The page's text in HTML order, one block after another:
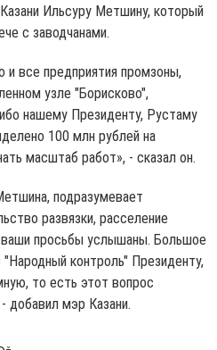
Ильсуру Метшину, который
с заводчанами.
и все предприятия промзоны,
узле "Борисково",
нашему Президенту, Рустаму
100 млн рублей на
масштаб работ», - сказал он.
подразумевает
развязки, расселение
просьбы услышаны. Большое
контроль" Президенту,
то есть этот вопрос
добавил мэр Казани.